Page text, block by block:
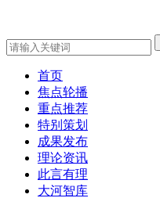
首页
焦点轮播
重点推荐
特别策划
成果发布
理论资讯
此言有理
大河智库